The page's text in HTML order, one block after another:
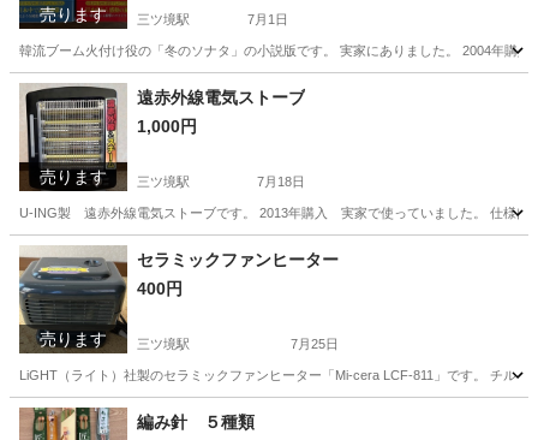
売ります 三ツ境駅 7月1日
韓流ブーム火付け役の「冬のソナタ」の小説版です。 実家にありました。 2004年購
神奈川 横浜市 三ツ境駅 文芸 冬のソナタ
売ります
遠赤外線電気ストーブ
1,000円
三ツ境駅 7月18日
U-ING製 遠赤外線電気ストーブです。 2013年購入 実家で使っていました。 仕様は
神奈川 横浜市 三ツ境駅 季節、空調家電
売ります
セラミックファンヒーター
400円
三ツ境駅 7月25日
LiGHT（ライト）社製のセラミックファンヒーター「Mi-cera LCF-811」です。 チル
神奈川 横浜市 三ツ境駅 季節、空調家電
編み針 ５種類